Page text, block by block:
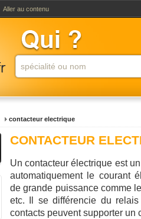
Aller au contenu
contacteur electrique
CONTACTEUR
Un contacteur électrique est
automatiquement le courant
de grande puissance comme
etc. Il se différencie du
contacts peuvent supporter un